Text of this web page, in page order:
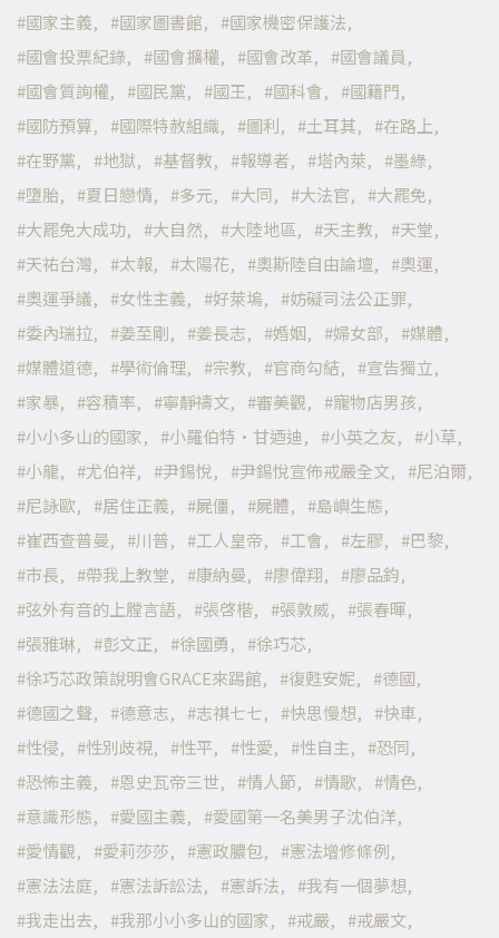
國家主義
國家圖書館
國家機密保護法
國會投票紀錄
國會擴權 國會改革
國會議員
國會質詢權
國民黨 國王 國科會
國籍門
國防預算
國際特赦組織 圖利 土耳其
在路上
在野黨
地獄 基督教 報導者 塔內萊
墨綠
墮胎
夏日戀情 多元 大同 大法官
大罷免
大罷免大成功
大自然 大陸地區 天主教
天堂
天祐台灣
太報 太陽花 奧斯陸自由論壇
奧運
奧運爭議
女性主義 好萊塢
妨礙司法公正罪
委內瑞拉
姜至剛 姜長志 婚姻 婦女部
媒體
媒體道德
學術倫理 宗教 官商勾結
宣告獨立
家暴
容積率 寧靜禱文 審美觀
寵物店男孩
小小多山的國家
小羅伯特·甘迺迪 小英之友
小草
小龍
尤伯祥 尹錫悅 尹錫悅宣佈戒嚴全文
尼泊爾
尼詠歐
居住正義 屍僵 屍體
島嶼生態
崔西查普曼
川普 工人皇帝 工會 左膠
巴黎
市長
帶我上教堂 康納曼 廖偉翔
廖品鈞
弦外有音的上膛言語
張啓楷 張敦威
張春暉
張雅琳
彭文正 徐國勇
徐巧芯
徐巧芯政策說明會GRACE來踢館
復甦安妮
德國
德國之聲
德意志 志祺七七 快思慢想
快車
性侵
性別歧視 性平 性愛 性自主
恐同
恐怖主義
恩史瓦帝三世 情人節 情歌
情色
意識形態
愛國主義
愛國第一名美男子沈伯洋
愛情觀
愛莉莎莎 憲政膿包
憲法增修條例
憲法法庭
憲法訴訟法 憲訴法
我有一個夢想
我走出去
我那小小多山的國家 戒嚴
戒嚴文